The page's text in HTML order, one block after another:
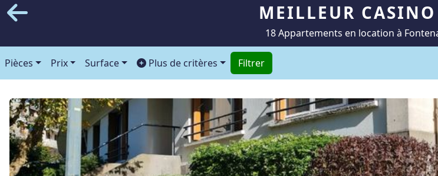
MEILLEUR
18 Appartements en location à
Pièces Prix Surface Plus de critères Filtrer